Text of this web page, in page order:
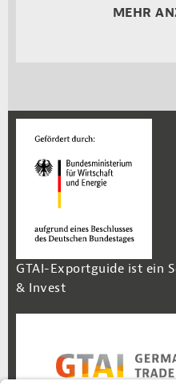
MEHR
GTAI-Exportguide ist ein
& Invest